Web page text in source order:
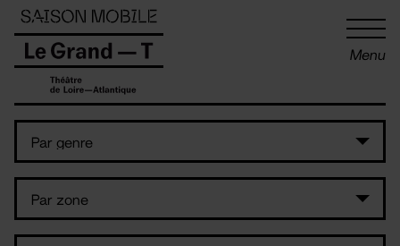
Menu
Panneau de gestion des cookies